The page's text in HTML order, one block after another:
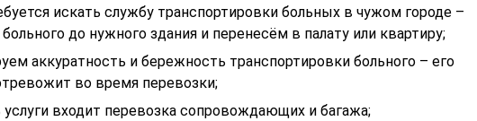
искать службу транспортировки больных в чужом городе –
до нужного здания и перенесём в палату или квартиру;
аккуратность и бережность транспортировки больного – его
во время перевозки;
услуги входит перевозка сопровождающих и багажа;